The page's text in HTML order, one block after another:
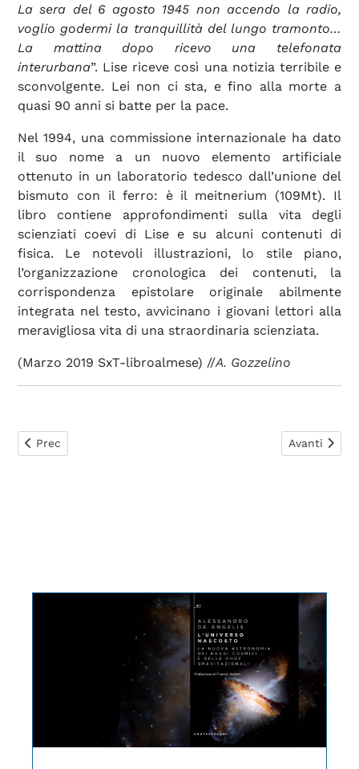
La sera del 6 agosto 1945 non accendo la radio,
voglio godermi la tranquillità del lungo tramonto…
La mattina dopo ricevo una telefonata
interurbana”. Lise riceve così una notizia terribile e
sconvolgente. Lei non ci sta, e fino alla morte a
quasi 90 anni si batte per la pace.
Nel 1994, una commissione internazionale ha dato
il suo nome a un nuovo elemento artificiale
ottenuto in un laboratorio tedesco dall’unione del
bismuto con il ferro: è il meitnerium (109Mt). Il
libro contiene approfondimenti sulla vita degli
scienziati coevi di Lise e su alcuni contenuti di
fisica. Le notevoli illustrazioni, lo stile piano,
l’organizzazione cronologica dei contenuti, la
corrispondenza epistolare originale abilmente
integrata nel testo, avvicinano i giovani lettori alla
meravigliosa vita di una straordinaria scienziata.
(Marzo 2019 SxT-libroalmese) //A. Gozzelino
Articolo precedente: Il gatto nero
Prec Articolo
Avanti